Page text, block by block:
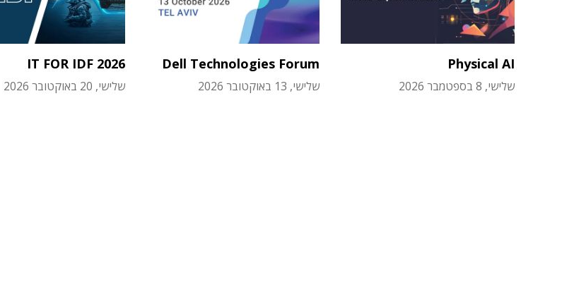
Physical AI
שלישי, 8 בספטמבר 2026
Dell Technologies Forum
שלישי, 13 באוקטובר 2026
IT FOR IDF 2026
שלישי, 20 באוקטובר 2026